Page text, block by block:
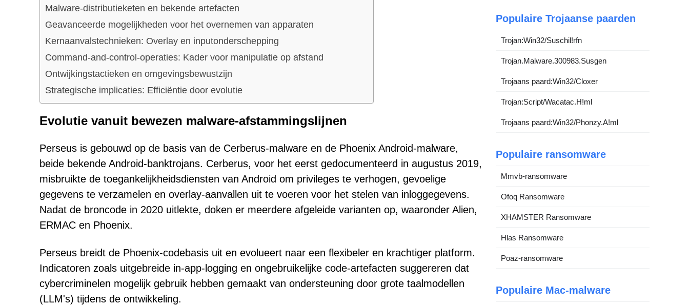
Malware-distributieketen en bekende artefacten
Geavanceerde mogelijkheden voor het overnemen van apparaten
Kernaanvalstechnieken: Overlay en inputonderschepping
Command-and-control-operaties: Kader voor manipulatie op afstand
Ontwijkingstactieken en omgevingsbewustzijn
Strategische implicaties: Efficiëntie door evolutie
Evolutie vanuit bewezen malware-afstammingslijnen
Perseus is gebouwd op de basis van de Cerberus-malware en de Phoenix Android-malware,
beide bekende Android-banktrojans. Cerberus, voor het eerst gedocumenteerd in augustus 2019,
misbruikte de toegankelijkheidsdiensten van Android om privileges te verhogen, gevoelige
gegevens te verzamelen en overlay-aanvallen uit te voeren voor het stelen van inloggegevens.
Nadat de broncode in 2020 uitlekte, doken er meerdere afgeleide varianten op, waaronder Alien,
ERMAC en Phoenix.
Perseus breidt de Phoenix-codebasis uit en evolueert naar een flexibeler en krachtiger platform.
Indicatoren zoals uitgebreide in-app-logging en ongebruikelijke code-artefacten suggereren dat
cybercriminelen mogelijk gebruik hebben gemaakt van ondersteuning door grote taalmodellen
(LLM's) tijdens de ontwikkeling.
Populaire Trojaanse paarden
Trojan:Win32/Suschil!rfn
Trojan.Malware.300983.Susgen
Trojaans paard:Win32/Cloxer
Trojan:Script/Wacatac.H!ml
Trojaans paard:Win32/Phonzy.A!ml
Populaire ransomware
Mmvb-ransomware
Ofoq Ransomware
XHAMSTER Ransomware
Hlas Ransomware
Poaz-ransomware
Populaire Mac-malware